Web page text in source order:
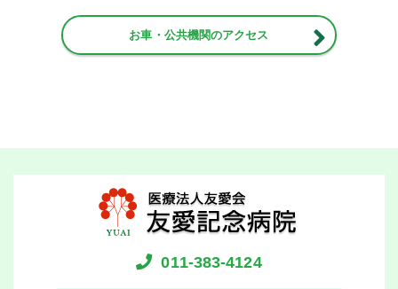
お車・公共機関のアクセス
011-383-4124